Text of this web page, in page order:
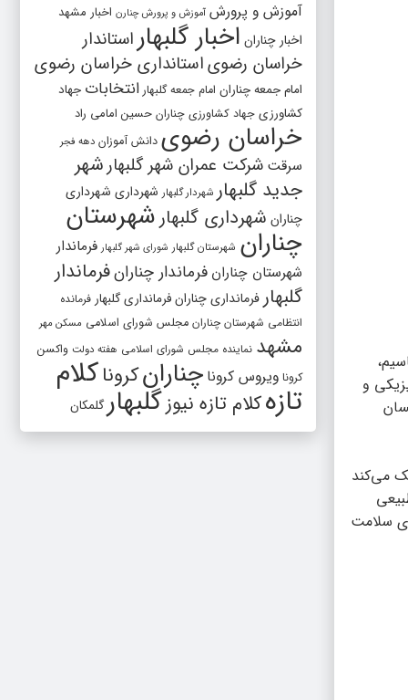
و
این میزان کمک می‌کند
سلامت
آموزش و پرورش آموزش و پرورش چنارن اخبار مشهد
اخبار چناران اخبار گلبهار استاندار
خراسان رضویاستانداری خراسان رضوی
امام جمعه چناران امام جمعه گلبهار انتخابات جهاد
کشاورزی جهاد کشاورزی چناران حسین امامی راد
خراسان رضوی دانش آموزان دهه فجر
سرقت شرکت عمران شهر گلبهارشهر
جدید گلبهار شهردار گلبهار شهرداری شهرداری
چناران شهرداری گلبهار شهرستان
چناران شهرستان گلبهار شورای شهر گلبهار فرماندار
شهرستان چناران فرماندار چنارانفرماندار
گلبهار فرمانداری چنارانفرمانداری گلبهار فرمانده
انتظامی شهرستان چناران مجلس شورای اسلامی مسکن مهر
مشهد نماینده مجلس شورای اسلامی هفته دولت واکسن
کرونا ویروس کرونا چنارانکروناکلام
تازهکلام تازه نیوزگلبهارگلمکان